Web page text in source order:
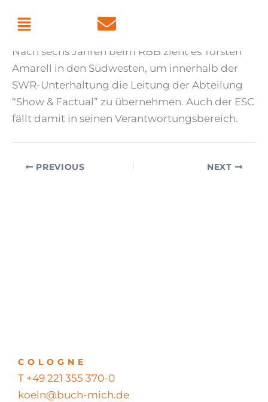
Menu
Byadmin July 8, 2026
Nach sechs Jahren beim RBB zieht es Torsten
Amarell in den Südwesten, um innerhalb der
SWR-Unterhaltung die Leitung der Abteilung
“Show & Factual” zu übernehmen. Auch der ESC
fällt damit in seinen Verantwortungsbereich.
PREVIOUS NEXT
COLOGNE
T +49 221 355 370-0
koeln@buch-mich.de